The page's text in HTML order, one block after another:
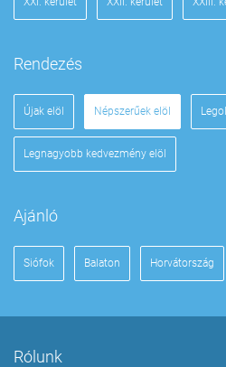
Rendezés
Újak elöl Népszerűek elöl
Legnagyobb kedvezmény elöl
Ajánló
Siófok Balaton Horvátország
Rólunk